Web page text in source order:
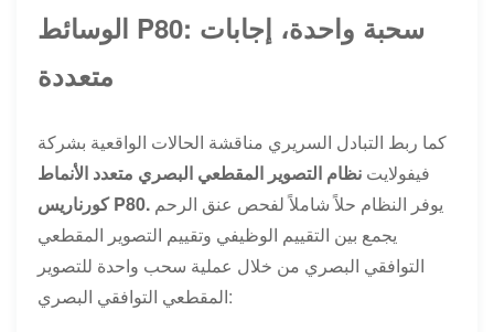
الوسائط P80: سحبة واحدة، إجابات
متعددة
كما ربط التبادل السريري مناقشة الحالات الواقعية بشركة
فيفولايت نظام التصوير المقطعي البصري متعدد الأنماط
كورناريس P80.
يجمع بين التقييم الوظيفي وتقييم التصوير المقطعي
التوافقي البصري من خلال عملية سحب واحدة للتصوير
المقطعي التوافقي البصري: